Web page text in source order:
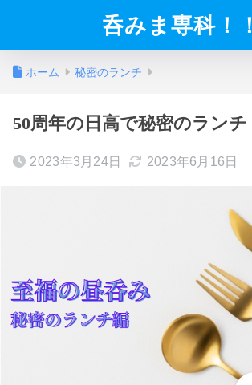
呑みま専科！！
ホーム 秘密のランチ
50周年の日高で秘密のランチ
2023年3月24日 2023年6月16日